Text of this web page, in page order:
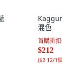
混色
首購折
$212
($2.12/1